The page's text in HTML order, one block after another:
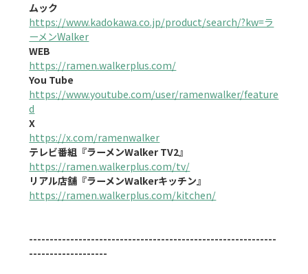
ムック
https://www.kadokawa.co.jp/product/search/?kw=ラ
ーメンWalker
WEB
https://ramen.walkerplus.com/
You Tube
https://www.youtube.com/user/ramenwalker/feature
d
X
https://x.com/ramenwalker
テレビ番組『ラーメンWalker TV2』
https://ramen.walkerplus.com/tv/
リアル店舗『ラーメンWalkerキッチン』
https://ramen.walkerplus.com/kitchen/
------------------------------------------------------------
-------------------